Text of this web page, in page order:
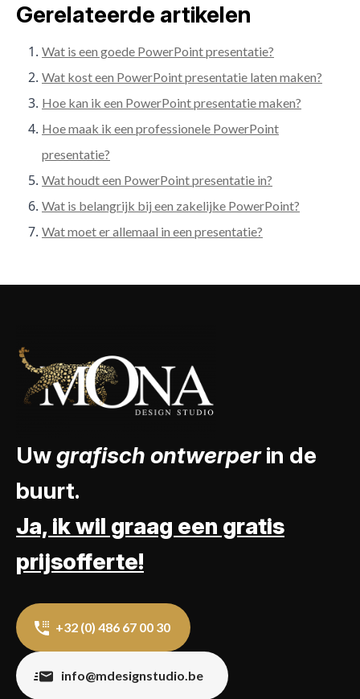
Gerelateerde artikelen
Wat is een goede PowerPoint presentatie?
Wat kost een PowerPoint presentatie laten maken?
Hoe kan ik een PowerPoint presentatie maken?
Hoe maak ik een professionele PowerPoint
presentatie?
Wat houdt een PowerPoint presentatie in?
Wat is belangrijk bij een zakelijke PowerPoint?
Wat moet er allemaal in een presentatie?
Uwgrafisch ontwerperin de
buurt.
Ja, ik wil graag een gratis
prijsofferte!
+32 (0) 486 67 00 30
info@mdesignstudio.be